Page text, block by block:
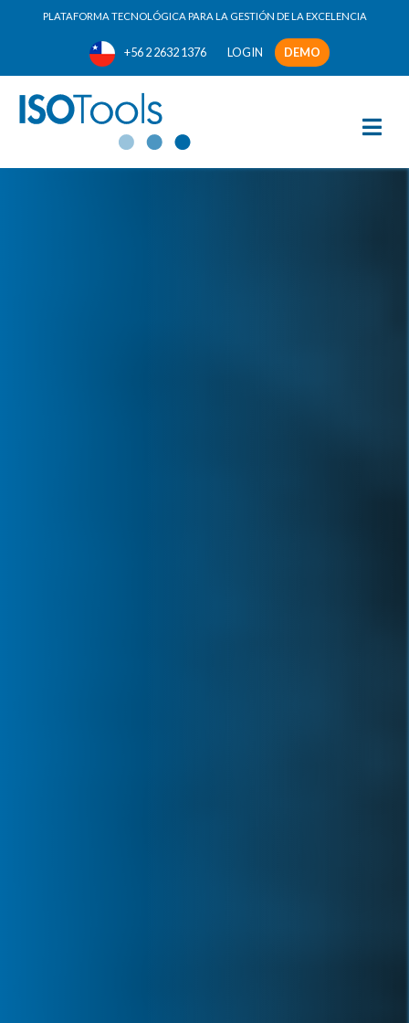
PLATAFORMA TECNOLÓGICA PARA LA GESTIÓN DE LA EXCELENCIA
+56 2 2632 1376 LOGIN DEMO